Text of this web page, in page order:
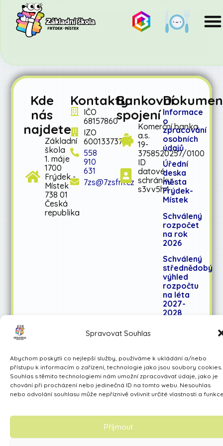
Spravovat Souhlas
Abychom poskytli co nejlepší služby, používáme k ukládání a/nebo
přístupu k informacím o zařízení, technologie jako jsou soubory cookies.
Souhlas s těmito technologiemi nám umožní zpracovávat údaje, jako je
chování při procházení nebo jedinečná ID na tomto webu. Nesouhlas
nebo odvolání souhlasu může nepříznivě ovlivnit určité vlastnosti a
Příjmout
Kde
nás
najdete
Základní
škola
1. máje
1700
Frýdek -
Místek
738 01
Česká
republika
Kontakty
IČO
68157860
IZO
600133737
558
910
631
7zs@7zsfm.cz
Bankovní
spojení
Komerční banka
a.s.
19-
3758520257/0100
ID
datové
schránky:
s3vv5h4
Informace
o
zpracování
osobních
údajů
Úřední
deska
města
Frýdek-
Místek
Schválený
rozpočet
na rok
2026
Schválený
střednědobý
výhled
rozpočtu
na léta
2027-
2028
Made by Avarita